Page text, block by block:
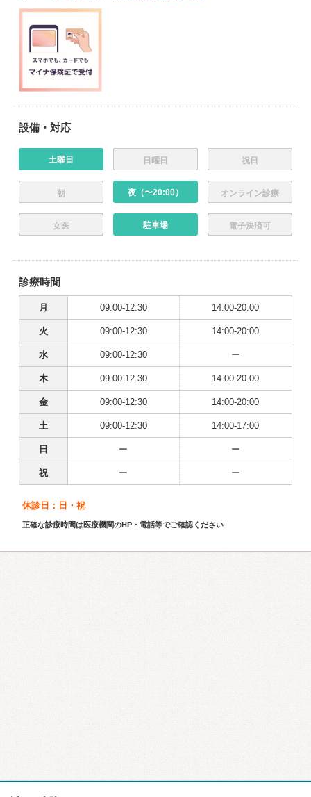
設備・対応
土曜日 日曜日 祝日
朝 夜（〜20:00） オンライン診療
女医 駐車場 電子決済可
診療時間
月 09:00-12:30 14:00-20:00
火 09:00-12:30 14:00-20:00
水 09:00-12:30 ー
木 09:00-12:30 14:00-20:00
金 09:00-12:30 14:00-20:00
土 09:00-12:30 14:00-17:00
日 ー ー
祝 ー ー
休診日：日・祝
正確な診療時間は医療機関のHP・電話等でご確認ください